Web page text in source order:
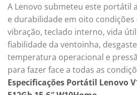
A Lenovo submeteu este portátil
e durabilidade em oito
vibração, teclado interno, vida
fiabilidade da ventoinha,
temperatura operacional e
para fazer face a todas as
Especificações Portátil Lenovo